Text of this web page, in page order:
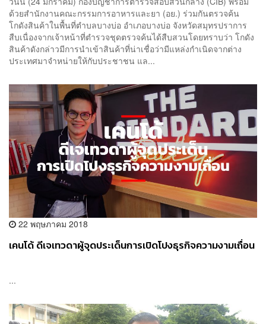
ด้วยสำนักงานคณะกรรมการอาหารและยา (อย.) ร่วมกันตรวจค้น
โกดังสินค้าในพื้นที่ตำบลบางบ่อ อำเภอบางบ่อ จังหวัดสมุทรปราการ
สืบเนื่องจากเจ้าหน้าที่ตำรวจชุดตรวจค้นได้สืบสวนโดยทราบว่า โกดัง
สินค้าดังกล่าวมีการนำเข้าสินค้าที่น่าเชื่อว่ามีแหล่งกำเนิดจากต่าง
ประเทศมาจำหน่ายให้กับประชาชน แล...
22 พฤษภาคม 2018
เคนโด้ ดีเจเทวดาผู้จุดประเด็นการเปิดโปงธุรกิจความงามเถื่อน
...